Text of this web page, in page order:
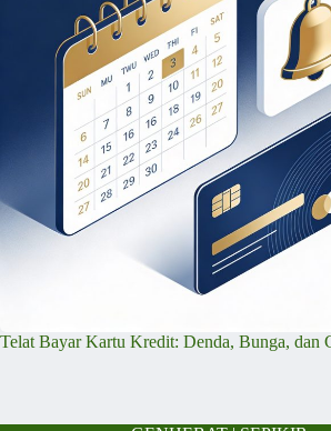
Telat Bayar Kartu Kredit: Denda, Bunga, dan